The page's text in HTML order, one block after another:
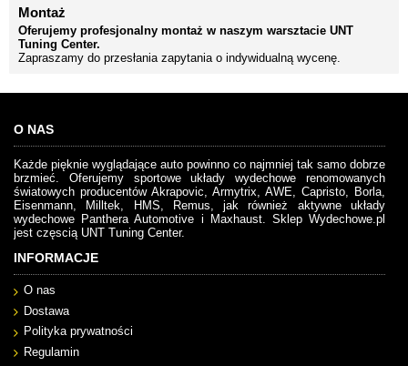
Montaż
Oferujemy profesjonalny montaż w naszym warsztacie UNT
Tuning Center.
Zapraszamy do przesłania zapytania o indywidualną wycenę.
O NAS
Każde pięknie wyglądające auto powinno co najmniej tak samo dobrze
brzmieć. Oferujemy sportowe układy wydechowe renomowanych
światowych producentów Akrapovic, Armytrix, AWE, Capristo, Borla,
Eisenmann, Milltek, HMS, Remus, jak również aktywne układy
wydechowe Panthera Automotive i Maxhaust. Sklep Wydechowe.pl
jest częscią UNT Tuning Center.
INFORMACJE
O nas
Dostawa
Polityka prywatności
Regulamin